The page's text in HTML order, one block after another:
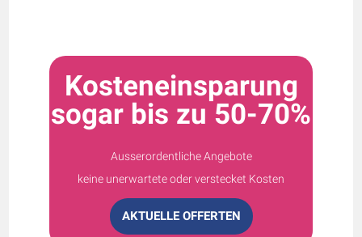
Kosteneinsparung
sogar bis zu 50-70%
Ausserordentliche Angebote
keine unerwartete oder verstecket Kosten
AKTUELLE OFFERTEN